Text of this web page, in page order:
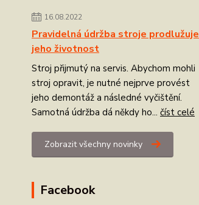
16.08.2022
Pravidelná údržba stroje prodlužuje
jeho životnost
Stroj přijmutý na servis. Abychom mohli
stroj opravit, je nutné nejprve provést
jeho demontáž a následné vyčištění.
Samotná údržba dá někdy ho... číst celé
Zobrazit všechny novinky
Facebook